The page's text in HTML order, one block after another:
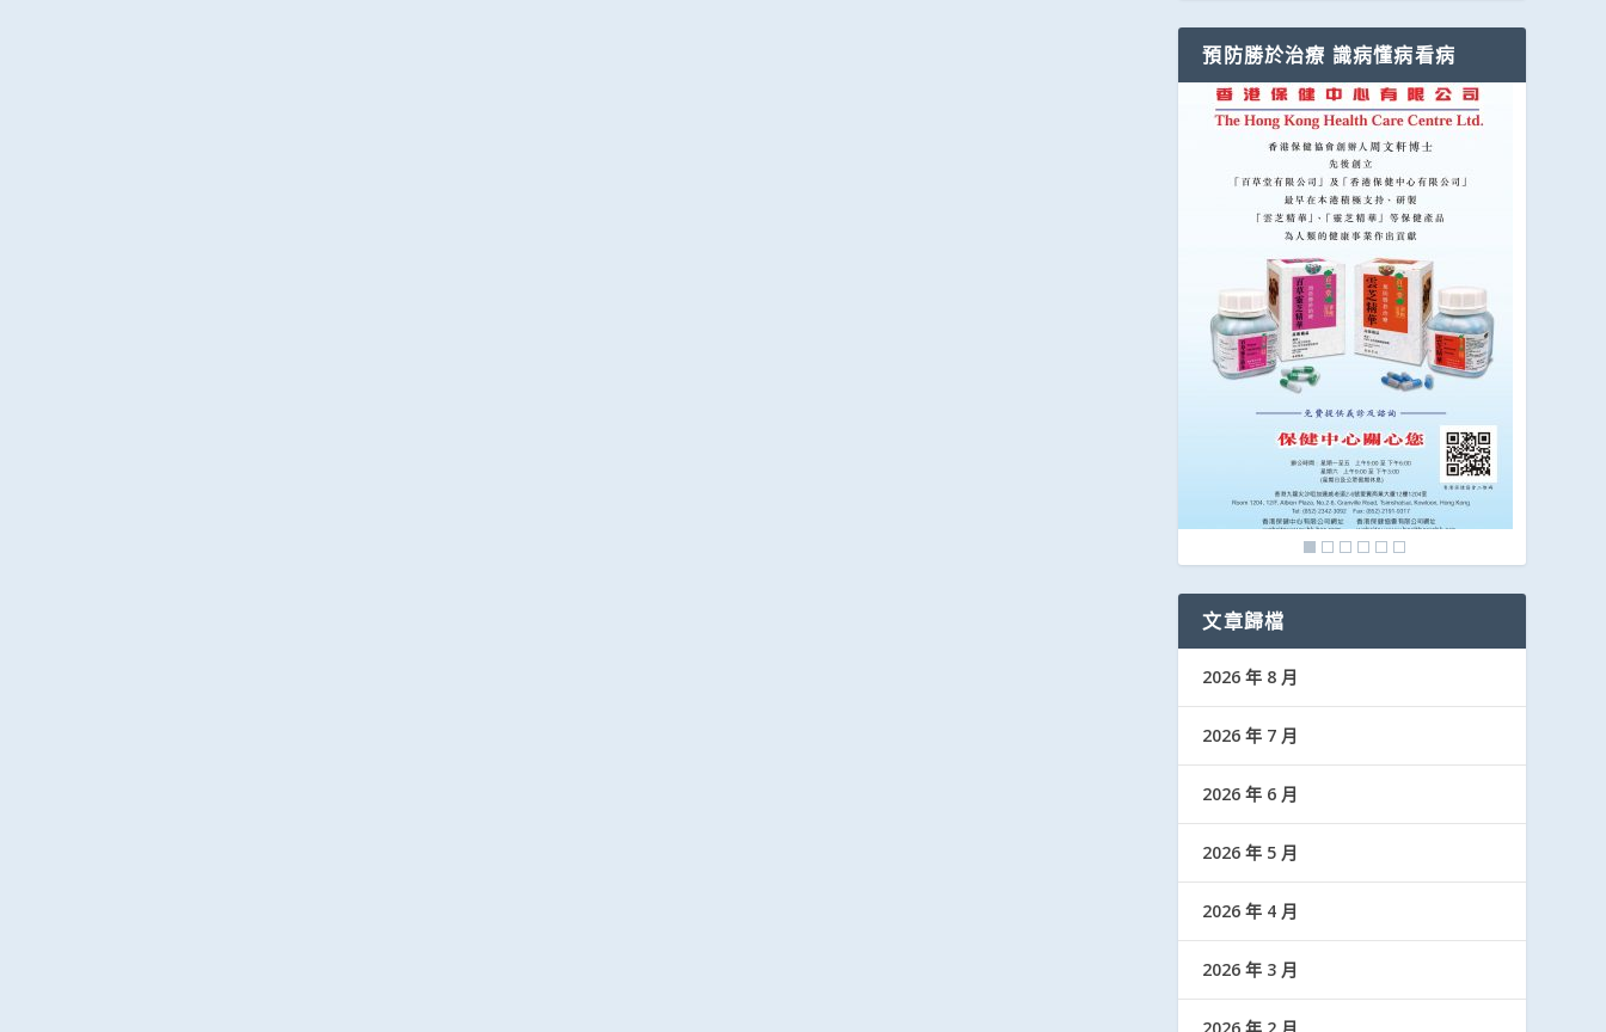
預防勝於治療 識病懂病看病
文章歸檔
2026 年 8 月
2026 年 7 月
2026 年 6 月
2026 年 5 月
2026 年 4 月
2026 年 3 月
2026 年 2 月